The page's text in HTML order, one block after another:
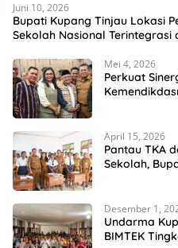
Juni 10, 2026
Bupati Kupang Tinjau Lokasi
Sekolah Nasional Terintegrasi
Mei 4, 2026
Perkuat
April 15, 2026
Pantau TKA
Sekolah,
Desember 1,
Undarma
BIMTEK